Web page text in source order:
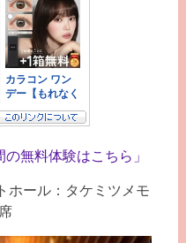
無料体験はこちら」
ホール：タケミツメモ